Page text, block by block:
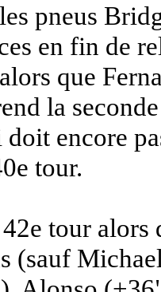
pneus
en fin de
que
la
encore
tour.
tour alors
(sauf